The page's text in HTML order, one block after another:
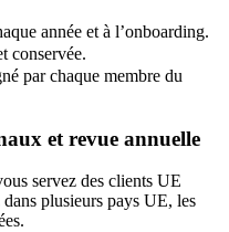
année et à l’onboarding.
conservée.
par chaque membre du
et revue annuelle
servez des clients UE
plusieurs pays UE, les